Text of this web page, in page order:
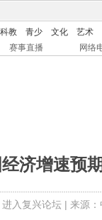
科教 青少 文化
艺术
赛事直播 网络
济增速预
进入复兴论坛| 来源